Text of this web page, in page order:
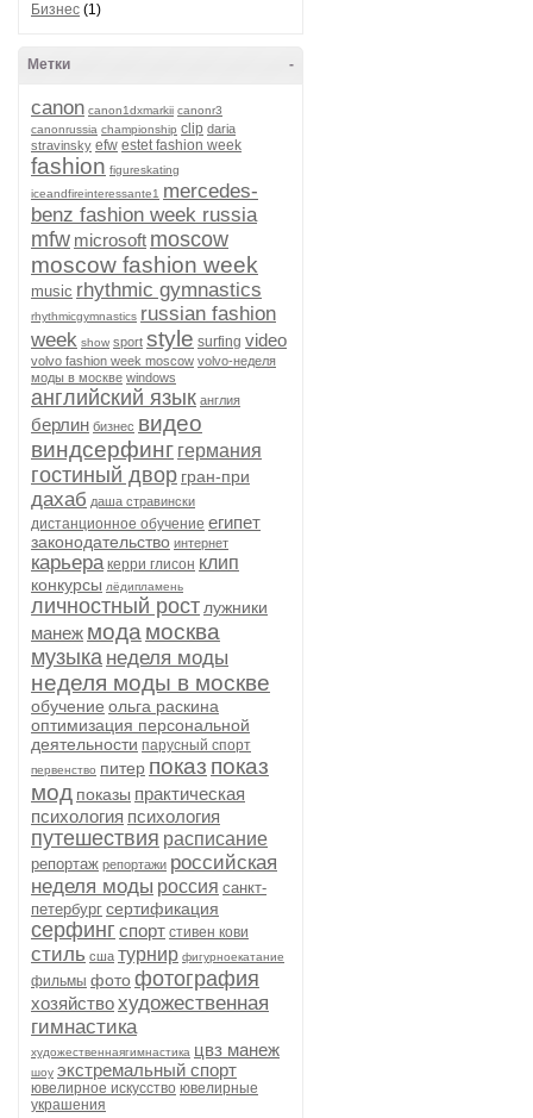
Бизнес (1)
-
Метки
canon canon1dxmarkii canonr3
canonrussia championship clip daria
stravinsky efw estet fashion week
fashion figureskating
iceandfireinteressante1 mercedes-
benz fashion week russia
mfw microsoft moscow
moscow fashion week
music rhythmic gymnastics
rhythmicgymnastics russian fashion
week show sport style surfing video
volvo fashion week moscow volvo-неделя
моды в москве windows
английский язык англия
берлин бизнес видео
виндсерфинг германия
гостиный двор гран-при
дахаб даша стравински
дистанционное обучение египет
законодательство интернет
карьера керри глисон клип
конкурсы лёдипламень
личностный рост лужники
манеж мода москва
музыка неделя моды
неделя моды в москве
обучение ольга раскина
оптимизация персональной
деятельности парусный спорт
первенство питер показ показ
мод показы практическая
психология психология
путешествия расписание
репортаж репортажи российская
неделя моды россия санкт-
петербург сертификация
серфинг спорт стивен кови
стиль сша турнир фигурноекатание
фильмы фотофотография
хозяйствохудожественная
гимнастика
художественнаягимнастика цвз манеж
шоу экстремальный спорт
ювелирное искусство ювелирные
украшения